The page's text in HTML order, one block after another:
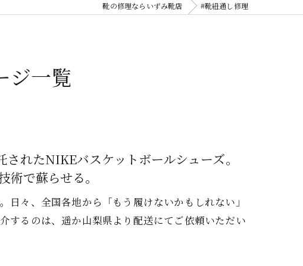
靴の修理ならいずみ靴店 #靴紐通し修理
ジ一覧
されたNIKEバスケットボールシューズ。
で蘇らせる。
日々、全国各地から「もう履けないかもしれない」
するのは、遥か山梨県より配送にてご依頼いただい